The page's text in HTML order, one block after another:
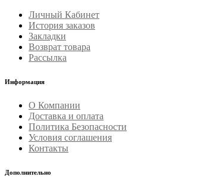
Личный Кабинет
История заказов
Закладки
Возврат товара
Рассылка
Информация
О Компании
Доставка и оплата
Политика Безопасности
Условия соглашения
Контакты
Дополнительно